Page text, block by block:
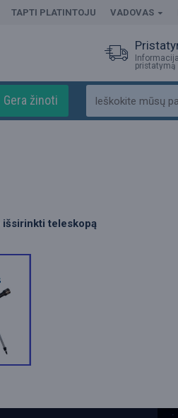
TAPTI PLATINTOJU VADOVAS
pristatymą
Gera žinoti
išsirinkti teleskopą